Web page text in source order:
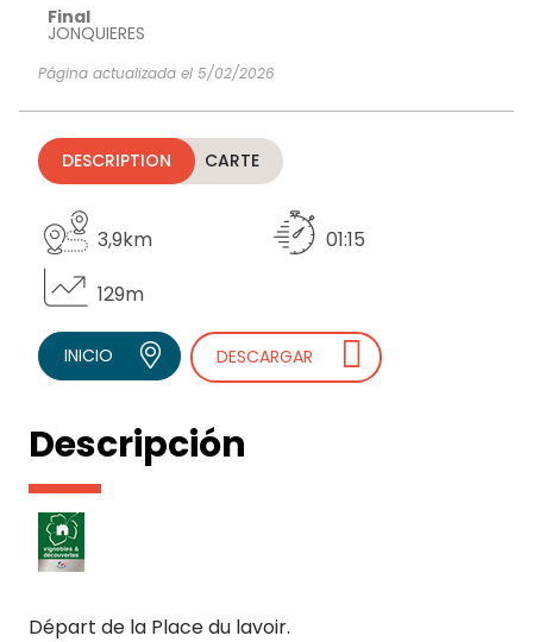
Final
JONQUIERES
Página actualizada el 5/02/2026
DESCRIPTION CARTE
3,9km
01:15
129m
INICIO DESCARGAR
Descripción
Départ de la Place du lavoir.